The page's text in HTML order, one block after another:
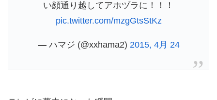
い顔通り越してアホヅラに！！！
pic.twitter.com/mzgGtsStKz
— ハマジ (@xxhama2) 2015, 4月 24